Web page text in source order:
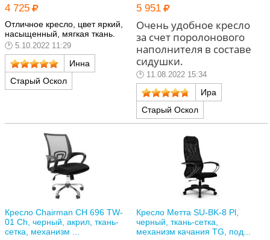
4 725
Отличное кресло, цвет яркий,
насыщенный, мягкая ткань.
5.10.2022 11:29
Инна
Старый Оскол
5 951
Очень удобное кресло
за счет поролонового
наполнителя в составе
сидушки.
11.08.2022 15:34
Ира
Старый Оскол
Кресло Chairman CH 696 TW-
01 Ch, черный, акрил, ткань-
сетка, механизм ...
Кресло Метта SU-BK-8 Pl,
черный, ткань-сетка,
механизм качания TG, под...